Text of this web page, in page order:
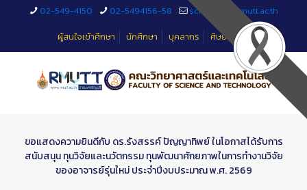
02-549-4150 02-5494156-58
sciteched@rmutt.ac.th
ผู้สนใจเข้าศึกษา
นักศึกษา บุคลากร ศิษย์เก่า
ขอแสดงความยินดีกับ ดร.รังสรรค์ ปัญญาทิพย์ ในโอกาสได้รับการ
สนับสนุน ทุนวิจัยและนวัตกรรม ทุนพัฒนาศักยภาพในการทำงานวิจัย
ของอาจารย์รุ่นใหม่ ประจำปีงบประมาณ พ.ศ. 2569